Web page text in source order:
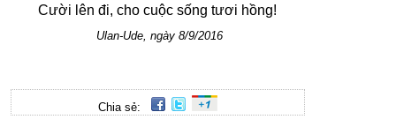
Cười lên đi, cho cuộc sống tươi hồng!
Ulan-Ude, ngày 8/9/2016
Chia sẻ: